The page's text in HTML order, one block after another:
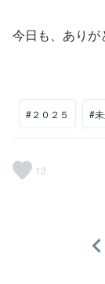
今日も、あり
#２０２５ #
13